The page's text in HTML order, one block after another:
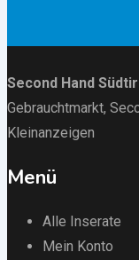
Second Hand
Gebrauchtmarkt,
Kleinanzeigen
Menü
Alle Inserate
Mein Konto